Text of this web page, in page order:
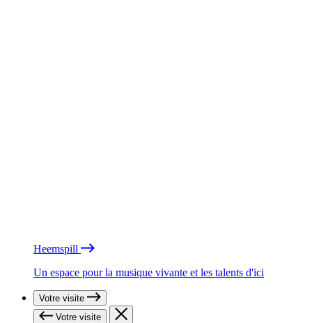
Heemspill
Un espace pour la musique vivante et les talents d'ici
Votre visite
Votre visite